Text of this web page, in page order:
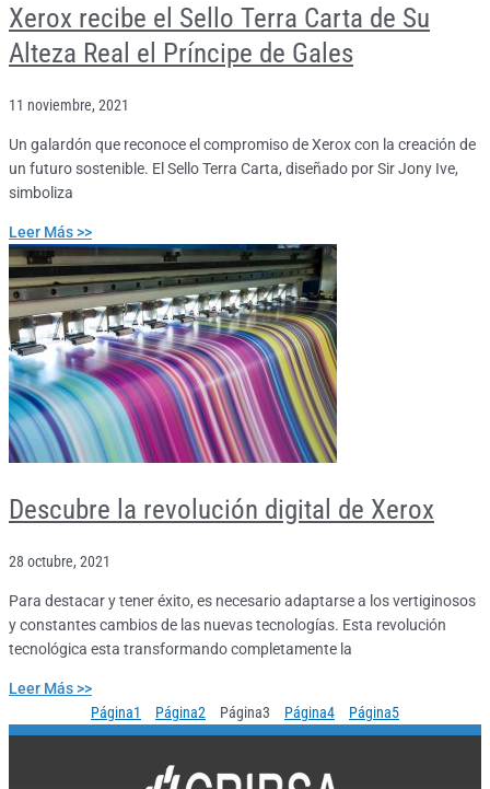
Xerox recibe el Sello Terra Carta de Su
Alteza Real el Príncipe de Gales
11 noviembre, 2021
Un galardón que reconoce el compromiso de Xerox con la creación de
un futuro sostenible. El Sello Terra Carta, diseñado por Sir Jony Ive,
simboliza
Leer Más >>
Descubre la revolución digital de Xerox
28 octubre, 2021
Para destacar y tener éxito, es necesario adaptarse a los vertiginosos
y constantes cambios de las nuevas tecnologías. Esta revolución
tecnológica esta transformando completamente la
Leer Más >>
Página1 Página2 Página3 Página4 Página5